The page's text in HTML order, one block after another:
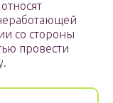
со стороны
провести